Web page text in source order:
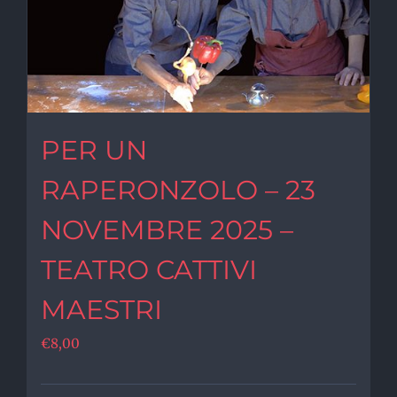
PER UN
RAPERONZOLO – 23
NOVEMBRE 2025 –
TEATRO CATTIVI
MAESTRI
€8,00